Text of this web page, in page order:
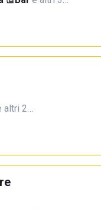
altri 2…